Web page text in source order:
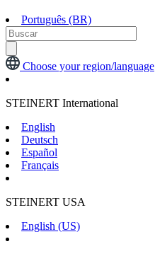
Português (BR)
Choose your region/language
STEINERT International
English
Deutsch
Español
Français
STEINERT USA
English (US)